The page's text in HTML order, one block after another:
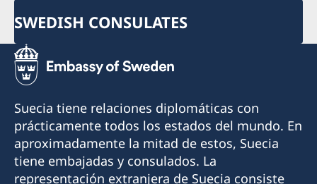
SWEDISH CONSULATES
Suecia tiene relaciones diplomáticas con
prácticamente todos los estados del mundo. En
aproximadamente la mitad de estos, Suecia
tiene embajadas y consulados. La
representación extranjera de Suecia consiste